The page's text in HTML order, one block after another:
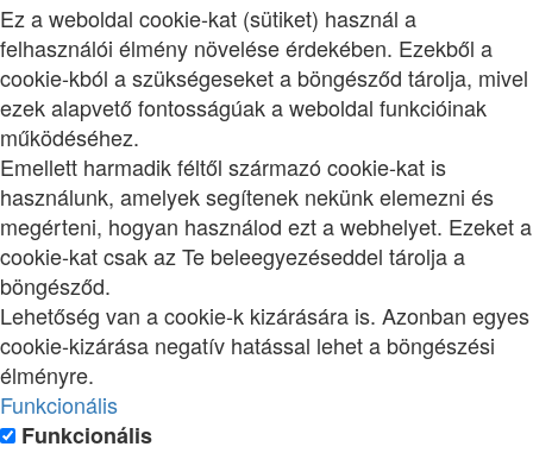
Ez a weboldal cookie-kat (sütiket) használ a
felhasználói élmény növelése érdekében. Ezekből a
cookie-kból a szükségeseket a böngésződ tárolja, mivel
ezek alapvető fontosságúak a weboldal funkcióinak
működéséhez.
Emellett harmadik féltől származó cookie-kat is
használunk, amelyek segítenek nekünk elemezni és
megérteni, hogyan használod ezt a webhelyet. Ezeket a
cookie-kat csak az Te beleegyezéseddel tárolja a
böngésződ.
Lehetőség van a cookie-k kizárására is. Azonban egyes
cookie-kizárása negatív hatással lehet a böngészési
élményre.
Funkcionális
Funkcionális